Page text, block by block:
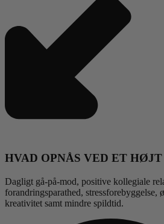
HVAD OPNÅS VED ET
Dagligt gå-på-mod, positive kollegiale
forandringsparathed, stressforebyggelse,
kreativitet samt mindre spildtid.